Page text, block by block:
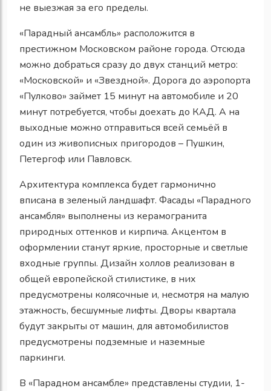
не выезжая за его пределы.
«Парадный ансамбль» расположится в
престижном Московском районе города. Отсюда
можно добраться сразу до двух станций метро:
«Московской» и «Звездной». Дорога до аэропорта
«Пулково» займет 15 минут на автомобиле и 20
минут потребуется, чтобы доехать до КАД. А на
выходные можно отправиться всей семьёй в
один из живописных пригородов – Пушкин,
Петергоф или Павловск.
Архитектура комплекса будет гармонично
вписана в зеленый ландшафт. Фасады «Парадного
ансамбля» выполнены из керамогранита
природных оттенков и кирпича. Акцентом в
оформлении станут яркие, просторные и светлые
входные группы. Дизайн холлов реализован в
общей европейской стилистике, в них
предусмотрены колясочные и, несмотря на малую
этажность, бесшумные лифты. Дворы квартала
будут закрыты от машин, для автомобилистов
предусмотрены подземные и наземные
паркинги.
В «Парадном ансамбле» представлены студии, 1-